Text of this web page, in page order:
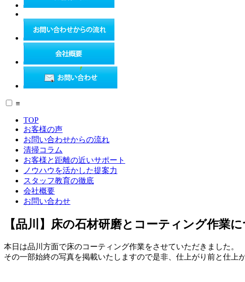
≡
TOP
お客様の声
お問い合わせからの流れ
清掃コラム
お客様と距離の近いサポート
ノウハウを活かした提案力
スタッフ教育の徹底
会社概要
お問い合わせ
【品川】床の石材研磨とコーティング作業
本日は品川方面で床のコーティング作業をさせていただきました。
その一部始終の写真を掲載いたしますので是非、仕上がり前と仕上